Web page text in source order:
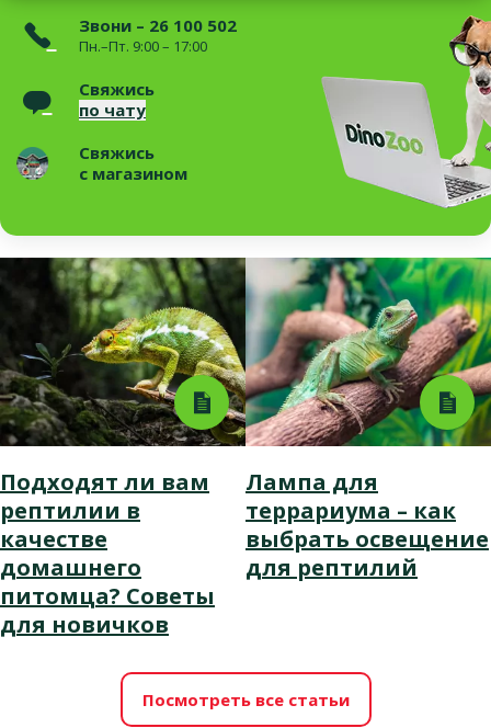
Звони – 26 100 502
Пн.–Пт. 9:00 – 17:00
Свяжись
по чату
Свяжись
с магазином
Подходят ли вам
рептилии в
качестве
домашнего
питомца? Советы
для новичков
Лампа для
террариума – как
выбрать освещение
для рептилий
Посмотреть все статьи